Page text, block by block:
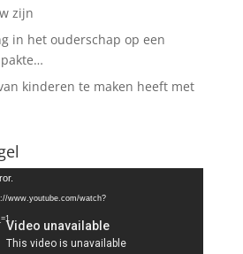
zijn
in het ouderschap op een
kinderen te maken heeft met
www.youtube.com/watch?